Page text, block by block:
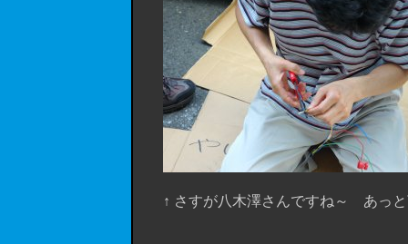
↑ さすが八木澤さんですね～ あっ